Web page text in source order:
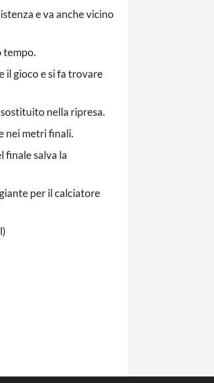
e va anche vicino
tempo.
il gioco e si fa trovare
nella ripresa.
nei metri finali.
finale salva la
per il calciatore